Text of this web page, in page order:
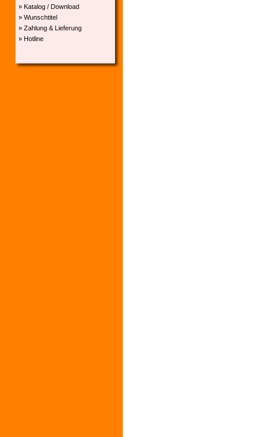
» Katalog / Download
» Wunschtitel
» Zahlung & Lieferung
» Hotline